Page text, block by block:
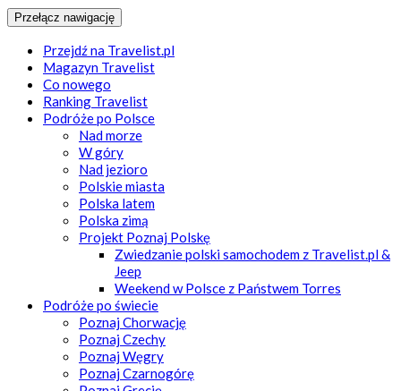
Przełącz nawigację
Przejdź na Travelist.pl
Magazyn Travelist
Co nowego
Ranking Travelist
Podróże po Polsce
Nad morze
W góry
Nad jezioro
Polskie miasta
Polska latem
Polska zimą
Projekt Poznaj Polskę
Zwiedzanie polski samochodem z Travelist.pl &
Jeep
Weekend w Polsce z Państwem Torres
Podróże po świecie
Poznaj Chorwację
Poznaj Czechy
Poznaj Węgry
Poznaj Czarnogórę